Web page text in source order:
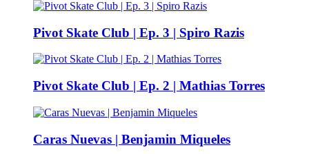
Pivot Skate Club | Ep. 3 | Spiro Razis
Pivot Skate Club | Ep. 2 | Mathias Torres
Caras Nuevas | Benjamin Miqueles